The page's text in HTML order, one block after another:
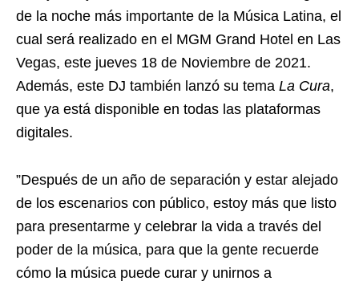
de la noche más importante de la Música Latina, el
cual será realizado en el MGM Grand Hotel en Las
Vegas, este jueves 18 de Noviembre de 2021.
Además, este DJ también lanzó su tema La Cura,
que ya está disponible en todas las plataformas
digitales.
”Después de un año de separación y estar alejado
de los escenarios con público, estoy más que listo
para presentarme y celebrar la vida a través del
poder de la música, para que la gente recuerde
cómo la música puede curar y unirnos a